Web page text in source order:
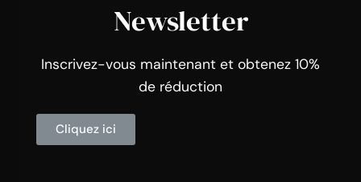
Newsletter
Inscrivez-vous maintenant et obtenez 10%
de réduction
Cliquez ici